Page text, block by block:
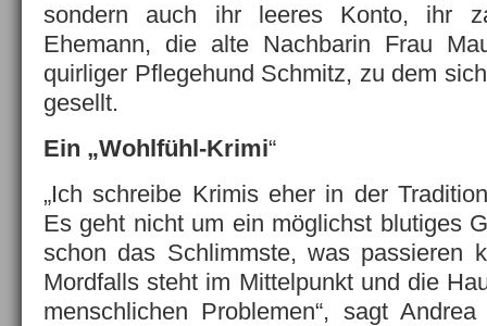
sondern auch ihr leeres Konto, ihr
Ehemann, die alte Nachbarin Frau
quirliger Pflegehund Schmitz, zu dem
gesellt.
Ein „Wohlfühl-Krimi“
„Ich schreibe Krimis eher in der
Es geht nicht um ein möglichst blutiges
schon das Schlimmste, was passieren
Mordfalls steht im Mittelpunkt und die
menschlichen Problemen“, sagt